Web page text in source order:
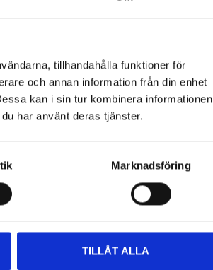
tillhandahålla funktioner för
och annan information från din enhet
kan i sin tur kombinera informationen
har använt deras tjänster.
Marknadsföring
TILLÅT ALLA
149:-
Hängslen, 50 mm